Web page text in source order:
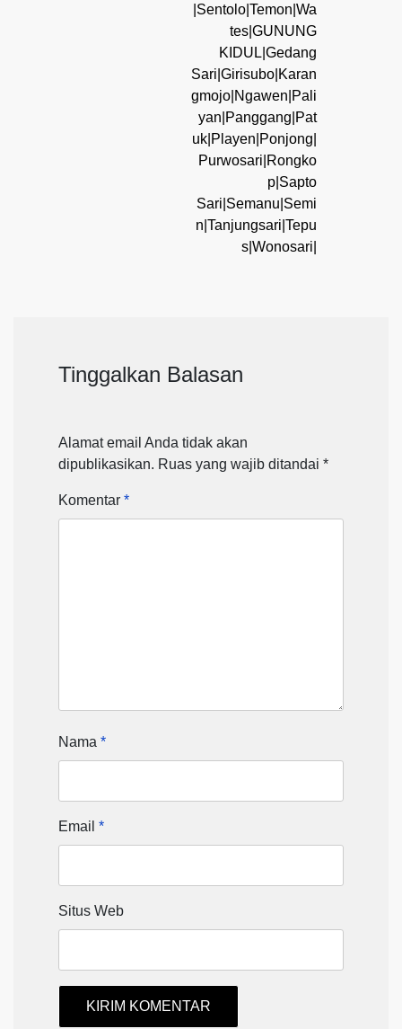
|Sentolo|Temon|Wa
tes|GUNUNG
KIDUL|Gedang
Sari|Girisubo|Karan
gmojo|Ngawen|Pali
yan|Panggang|Pat
uk|Playen|Ponjong|
Purwosari|Rongko
p|Sapto
Sari|Semanu|Semi
n|Tanjungsari|Tepu
s|Wonosari|
Tinggalkan Balasan
Alamat email Anda tidak akan
dipublikasikan. Ruas yang wajib ditandai *
Komentar *
Nama *
Email *
Situs Web